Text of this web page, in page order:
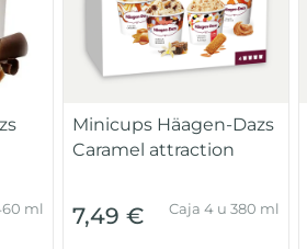
ml
Minicups Häagen-Dazs
Caramel attraction
7,49 € Caja 4 u 380 ml